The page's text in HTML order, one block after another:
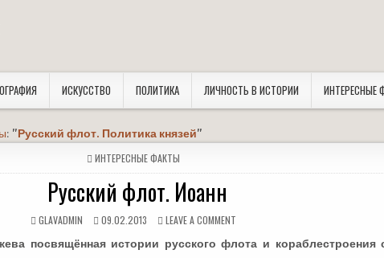
ИСКУССТВО ПОЛИТИКА ЛИЧНОСТЬ В ИСТОРИИ ИНТЕРЕСНЫЕ
: "Русский флот. Политика князей"
POSTED
IN
ИНТЕРЕСНЫЕ ФАКТЫ
Русский флот. Иоанн
GLAVADMIN 09.02.2013 LEAVE A COMMENT
посвящённая истории русского флота и кораблестроения